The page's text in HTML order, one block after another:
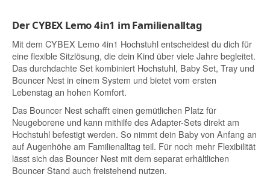
Der CYBEX Lemo 4in1 im Familienalltag
Mit dem CYBEX Lemo 4in1 Hochstuhl entscheidest du dich für
eine flexible Sitzlösung, die dein Kind über viele Jahre begleitet.
Das durchdachte Set kombiniert Hochstuhl, Baby Set, Tray und
Bouncer Nest in einem System und bietet vom ersten
Lebenstag an hohen Komfort.
Das Bouncer Nest schafft einen gemütlichen Platz für
Neugeborene und kann mithilfe des Adapter-Sets direkt am
Hochstuhl befestigt werden. So nimmt dein Baby von Anfang an
auf Augenhöhe am Familienalltag teil. Für noch mehr Flexibilität
lässt sich das Bouncer Nest mit dem separat erhältlichen
Bouncer Stand auch freistehend nutzen.